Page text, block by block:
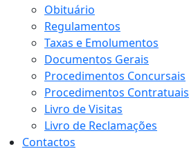
Obituário
Regulamentos
Taxas e Emolumentos
Documentos Gerais
Procedimentos Concursais
Procedimentos Contratuais
Livro de Visitas
Livro de Reclamações
Contactos